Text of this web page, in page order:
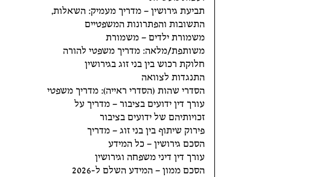
תביעת גירושין – מדריך מעמיק: השאלות,
התשובות והפתרונות המשפטיים
משמורת ילדים – משמורת
משותפת/מלאה: מדריך משפטי להורה
חלוקת רכוש בין בני זוג בגירושין
התנגדות לצוואה
הסדרי שהות (הסדרי ראייה): מדריך משפטי
עורך דין ידועים בציבור – מדריך על
זכויותיהם של ידועים בציבור
פירוק שיתוף בין בני זוג – מדריך
הסכם גירושין – כל המידע
עורך דין דיני משפחה וגירושין
הסכם ממון – המידע השלם ל-2026